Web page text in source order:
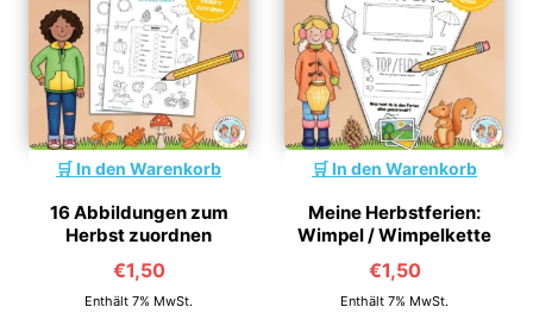
In den Warenkorb
16 Abbildungen zum
Herbst zuordnen
€1,50
Enthält 7% MwSt.
In den Warenkorb
Meine Herbstferien:
Wimpel / Wimpelkette
€1,50
Enthält 7% MwSt.